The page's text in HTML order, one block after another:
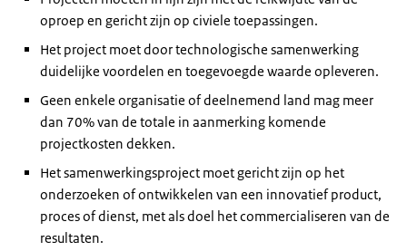
oproep en gericht zijn op civiele toepassingen.
Het project moet door technologische samenwerking
duidelijke voordelen en toegevoegde waarde opleveren.
Geen enkele organisatie of deelnemend land mag meer
dan 70% van de totale in aanmerking komende
projectkosten dekken.
Het samenwerkingsproject moet gericht zijn op het
onderzoeken of ontwikkelen van een innovatief product,
proces of dienst, met als doel het commercialiseren van de
resultaten.